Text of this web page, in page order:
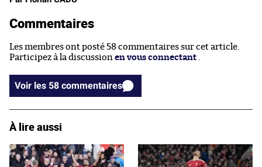
Commentaires
Les membres ont posté 58 commentaires sur cet article.
Participez à la discussion en vous connectant
Voir les 58 commentaires
À lire aussi